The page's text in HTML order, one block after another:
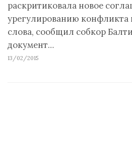
раскритиковала новое
урегулированию конфликта
слова, сообщил собкор
документ…
13/02/2015